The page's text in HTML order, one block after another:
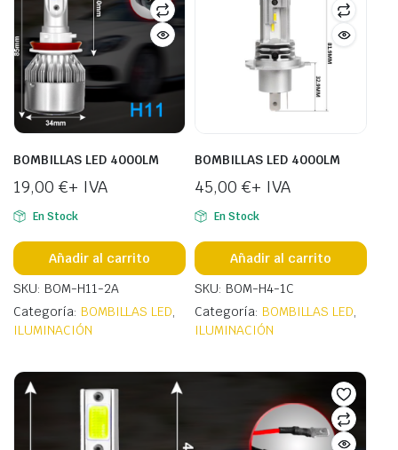
BOMBILLAS LED 4000LM
19,00 €+ IVA
En Stock
Añadir al carrito
SKU: BOM-H11-2A
Categoría: BOMBILLAS LED,
ILUMINACIÓN
BOMBILLAS LED 4000LM
45,00 €+ IVA
En Stock
Añadir al carrito
SKU: BOM-H4-1C
Categoría: BOMBILLAS LED,
ILUMINACIÓN